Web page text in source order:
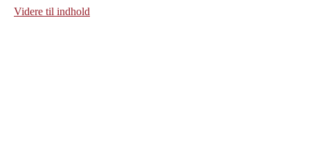
Videre til indhold